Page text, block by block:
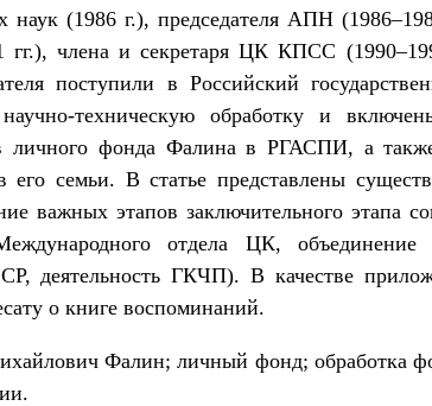
наук (1986 г.), председателя АПН
члена и секретаря ЦК КПСС
поступили в Российский
техническую обработку и
личного фонда Фалина в РГАСПИ, а
семьи. В статье представлены
важных этапов заключительного этапа
отдела ЦК, объединение
деятельность ГКЧП). В качестве
о книге воспоминаний.
Фалин; личный фонд; обработка